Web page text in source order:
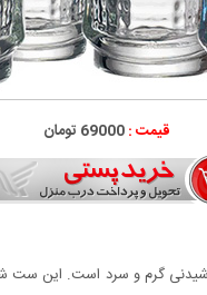
قیمت :69000 تومان
گرم و سرد است. این ست